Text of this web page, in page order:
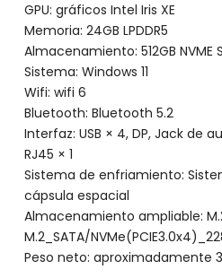
GPU: gráficos Intel Iris XE
Memoria: 24GB LPDDR5
Almacenamiento: 512GB NVME
Sistema: Windows 11
Wifi: wifi 6
Bluetooth: Bluetooth 5.2
Interfaz: USB × 4, DP, Jack de
RJ45 × 1
Sistema de enfriamiento:
cápsula espacial
Almacenamiento ampliable:
M.2_SATA/
Peso neto: aproximadamente